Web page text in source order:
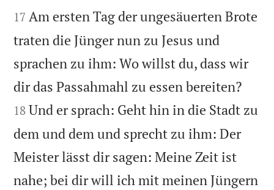


17 Am ersten Tag der ungesäuerten Brote
traten die Jünger nun zu Jesus und
sprachen zu ihm: Wo willst du, dass wir
dir das Passahmahl zu essen bereiten?
18 Und er sprach: Geht hin in die Stadt zu
dem und dem und sprecht zu ihm: Der
Meister lässt dir sagen: Meine Zeit ist
nahe; bei dir will ich mit meinen Jüngern